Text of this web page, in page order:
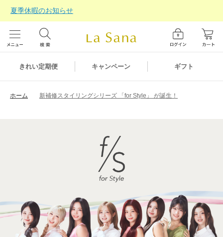
夏季休暇のお知らせ
きれい定期便 キャンペーン ギフト
ホーム 新補修スタイリングシリーズ 「for Style」 が誕生！